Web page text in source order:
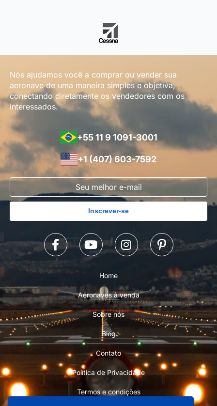
Nós ajudamos você a comprar ou vender sua
aeronave de uma maneira simples e objetiva,
conectando diretamente os vendedores com os
interessados.
+55 11 9 1091-3001
+1 (407) 603-7592
Inscrever-se
Home
Aeronaves à venda
Sobre nós
Blog
Contato
Política de Privacidade
Termos e condições